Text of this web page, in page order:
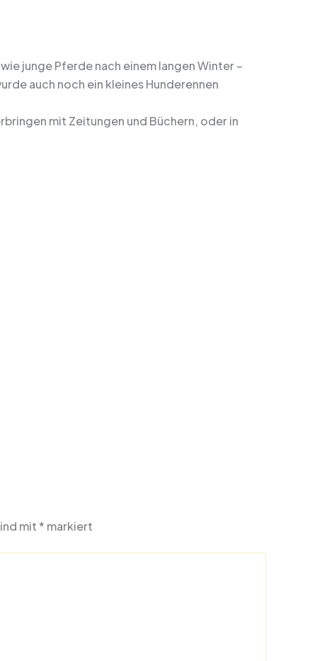
junge Pferde nach einem langen Winter –
auch noch ein kleines Hunderennen
mit Zeitungen und Büchern, oder in
mit* markiert